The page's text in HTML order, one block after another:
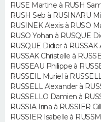
Carte de Noël
Carte Bonne année
Carte Saint-Valentin
Carte Pâques
Carte d'anniversaire
DICTIONNAIRE
Dictionnaire
Biographies
Citations
Expressions
Proverbes
PROGRAMME TV
COPAINS D'AVANT
S'inscrire
Se connecter
Lycées
Collèges
Primaires
Universités
Entreprises
Service militaire
Avis de recherche
AVIS DE DÉCÈS
FORUM
RUSE Martine à RUSH
RUSH Seb à RUSINARU
RUSINEK Alexis à RUSO
RUSO Yohan à RUSQUE
RUSQUE Didier à RUSSAK
RUSSAK Christelle à
RUSSEAU Philippe à
RUSSEIL Muriel à
RUSSELL Alexander à
RUSSELLO Damien à
RUSSIA Irina à RUSSIER
RUSSIER Isabelle à